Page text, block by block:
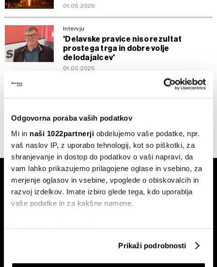
Odgovorna poraba vaših podatkov
Mi in naši 1022partnerji obdelujemo vaše podatke, npr.
vaš naslov IP, z uporabo tehnologij, kot so piškotki, za
shranjevanje in dostop do podatkov o vaši napravi, da
vam lahko prikazujemo prilagojene oglase in vsebino, za
merjenje oglasov in vsebine, vpoglede o obiskovalcih in
razvoj izdelkov. Imate izbiro glede tega, kdo uporablja
vaše podatke in za kakšne namene.
Če dovolite, želimo tudi:
Zbirati informacije o vaši geografski lokaciji, ki so
Identificirati napravo z aktivnim preverjanjem
Prikaži podrobnosti
01.05.2026
Intervju
'Delavske pravice niso rezultat
prostega trga in dobre volje
delodajalcev'
01.05.2025
E-pismo: Postarani, a nepogrešljivi?
Naročite se na e-